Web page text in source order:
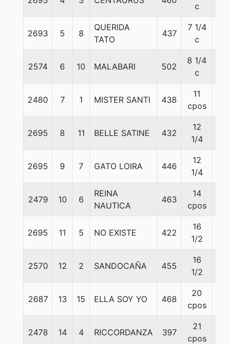
c
2693 5 8
QUERIDA
TATO
437
7 1/4
c
2574 6 10 MALABARI 502
8 1/4
c
2480 7 1 MISTER SANTI 438
11
cpos
2695 8 11 BELLE SATINE 432
12
1/4
2695 9 7 GATO LOIRA 446
12
1/4
2479 10 6
REINA
NAUTICA
463
14
cpos
2695 11 5 NO EXISTE 422
16
1/2
2570 12 2 SANDOCAÑA 455
16
1/2
2687 13 15 ELLA SOY YO 468
20
cpos
2478 14 4 RICCORDANZA 397
21
cpos